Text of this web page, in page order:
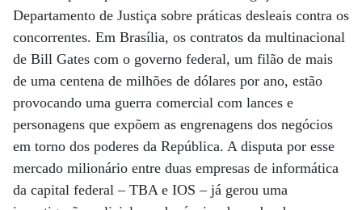
Departamento de Justiça sobre práticas desleais contra os
concorrentes. Em Brasília, os contratos da multinacional
de Bill Gates com o governo federal, um filão de mais
de uma centena de milhões de dólares por ano, estão
provocando uma guerra comercial com lances e
personagens que expõem as engrenagens dos negócios
em torno dos poderes da República. A disputa por esse
mercado milionário entre duas empresas de informática
da capital federal – TBA e IOS – já gerou uma